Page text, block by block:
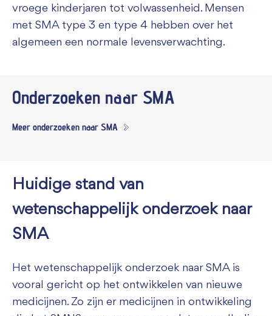
vroege kinderjaren tot volwassenheid. Mensen
met SMA type 3 en type 4 hebben over het
algemeen een normale levensverwachting.
Onderzoeken naar SMA
Meer onderzoeken naar SMA
Huidige stand van
wetenschappelijk onderzoek naar
SMA
Het wetenschappelijk onderzoek naar SMA is
vooral gericht op het ontwikkelen van nieuwe
medicijnen. Zo zijn er medicijnen in ontwikkeling